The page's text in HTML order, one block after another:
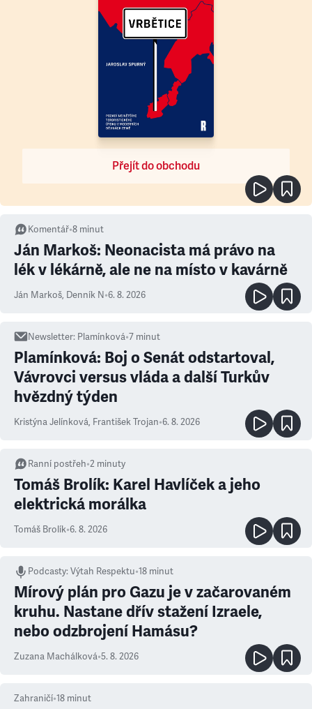
Přejít do obchodu
Komentář•8 minut
Ján Markoš: Neonacista má právo na
lék v lékárně, ale ne na místo v kavárně
Ján Markoš, Denník N•6. 8. 2026
Newsletter: Plamínková•7 minut
Plamínková: Boj o Senát odstartoval,
Vávrovci versus vláda a další Turkův
hvězdný týden
Kristýna Jelínková, František Trojan•6. 8. 2026
Ranní postřeh•2 minuty
Tomáš Brolík: Karel Havlíček a jeho
elektrická morálka
Tomáš Brolík•6. 8. 2026
Podcasty:Výtah Respektu•18 minut
Mírový plán pro Gazu je v začarovaném
kruhu. Nastane dřív stažení Izraele,
nebo odzbrojení Hamásu?
Zuzana Machálková•5. 8. 2026
Zahraničí•18 minut